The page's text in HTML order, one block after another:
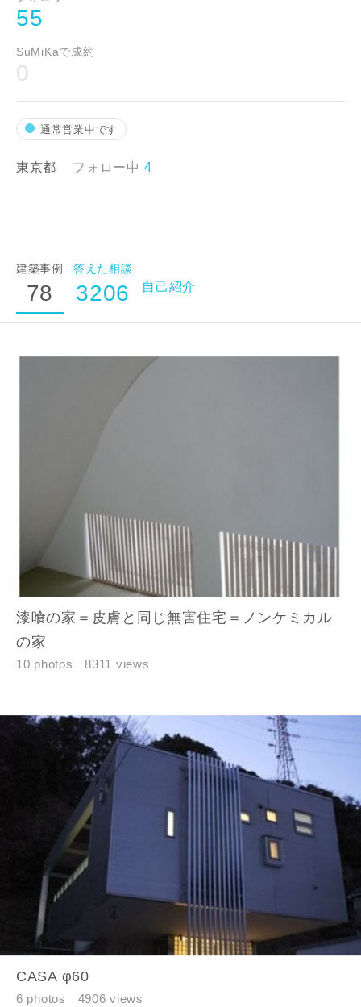
55
SuMiKaで成約
0
通常営業中です
東京都 フォロー中 4
建築事例
78
答えた相談
3206 自己紹介
漆喰の家＝皮膚と同じ無害住宅＝ノンケミカル
の家
10 photos 8311 views
CASA φ60
6 photos 4906 views